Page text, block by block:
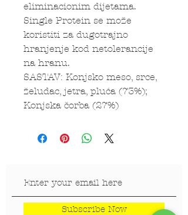
eliminacionim dijetama.
Single Protein se može
koristiti za dugotrajno
hranjenje kod netolerancije
na hranu.
SASTAV: Konjsko meso, srce,
želudac, jetra, pluća (73%);
Konjska čorba (27%)
Subscribe Now